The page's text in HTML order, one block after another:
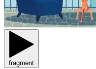
fragment